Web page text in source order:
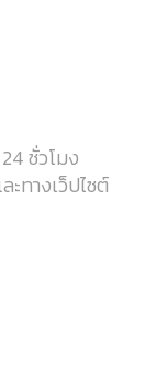
ชั่วโมง
ทางเว็ปไซต์